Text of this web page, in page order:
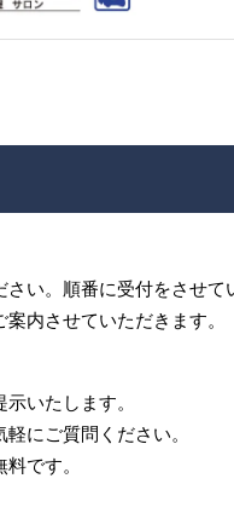
い。順番に受付をさせて
内させていただきます。
いたします。
にご質問ください。
です。